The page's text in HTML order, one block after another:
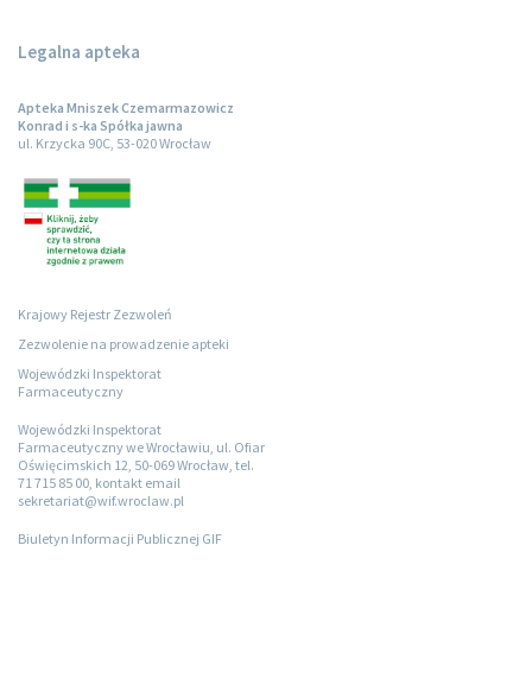
Legalna apteka
Apteka Mniszek Czemarmazowicz
Konrad i s-ka Spółka jawna
ul. Krzycka 90C, 53-020 Wrocław
Krajowy Rejestr Zezwoleń
Zezwolenie na prowadzenie apteki
Wojewódzki Inspektorat
Farmaceutyczny
Wojewódzki Inspektorat
Farmaceutyczny we Wrocławiu, ul. Ofiar
Oświęcimskich 12, 50-069 Wrocław, tel.
71 715 85 00, kontakt email
sekretariat@wif.wroclaw.pl
Biuletyn Informacji Publicznej GIF